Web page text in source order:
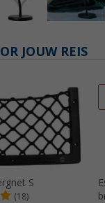
JOUW REIS
S
(18)